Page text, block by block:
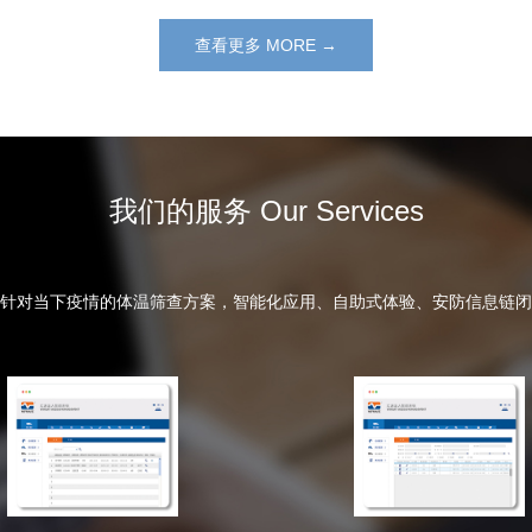
查看更多 MORE →
我们的服务 Our Services
对当下疫情的体温筛查方案，智能化应用、自助式体验、安防信息链